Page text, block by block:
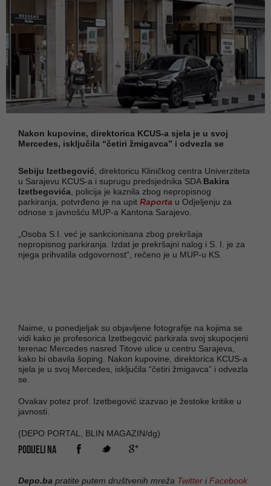
Nakon kupovine, direktorica KCUS-a sjela je u svoj
Mercedes, isključila “četiri žmigavca” i odvezla se
Sebiju Izetbegović , direktoricu Kliničkog centra Univerziteta
u Sarajevu KCUS-a i suprugu predsjednika SDA Bakira
Izetbegovića , policija je kaznila zbog nepropisnog
parkiranja, potvrđeno je na upit Raporta u Odjeljenju za
odnose s javnošću MUP-a Kantona Sarajevo.
„Osoba S.I. već je sankcionisana zbog prekršaja
nepropisnog parkiranja. Izdat je prekršajni nalog i S. I. je za
njega prihvatila odgovornost“, rečeno je u MUP-u KS.
Naime, u ponedjeljak su objavljene fotografije na kojima se
vidi kako je profesorica Izetbegović parkirala svoj skupocjeni
terenac Mercedes nasred Titove ulice u centru Sarajeva,
kako bi obavila šoping. Nakon kupovine, direktorica KCUS-a
sjela je u svoj Mercedes, isključila “četiri žmigavca” i odvezla
se.
Ovakav potez prof. Izetbegović izazvao je žestoke kritike u
javnosti.
(DEPO PORTAL, BLIN MAGAZIN/dg)
PODIJELI NA
Depo.ba pratite putem društvenih mreža Twitter iFacebook